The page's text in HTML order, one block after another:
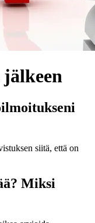
siitä, että on
Miksi